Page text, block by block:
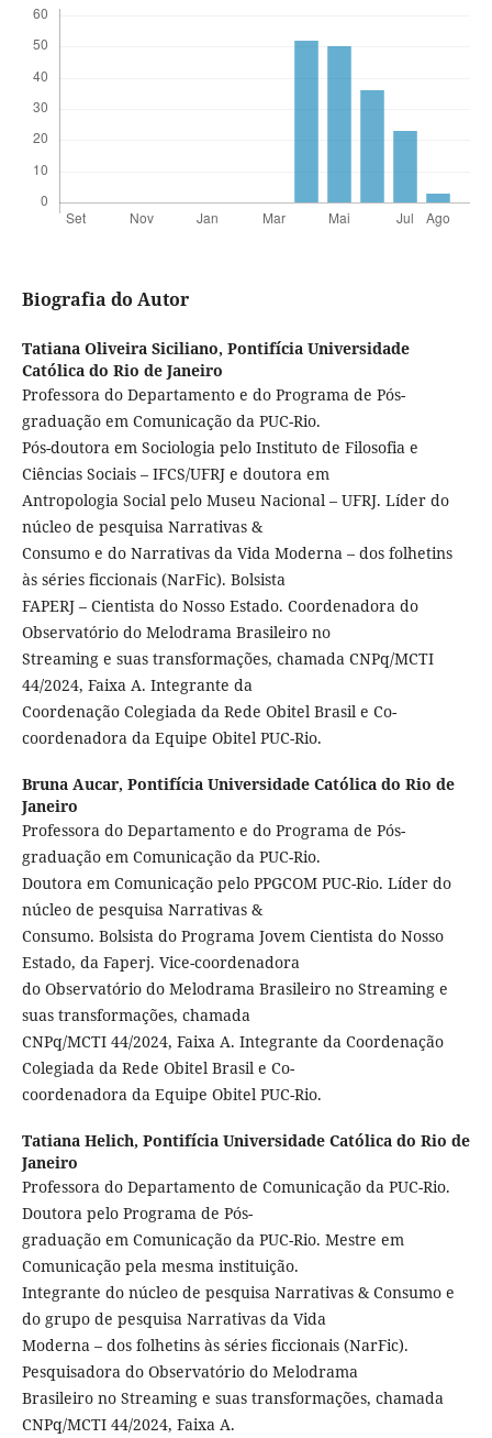
Biografia do Autor
Tatiana Oliveira Siciliano, Pontifícia Universidade
Católica do Rio de Janeiro
Professora do Departamento e do Programa de Pós-
graduação em Comunicação da PUC-Rio.
Pós-doutora em Sociologia pelo Instituto de Filosofia e
Ciências Sociais – IFCS/UFRJ e doutora em
Antropologia Social pelo Museu Nacional – UFRJ. Líder do
núcleo de pesquisa Narrativas &
Consumo e do Narrativas da Vida Moderna – dos folhetins
às séries ficcionais (NarFic). Bolsista
FAPERJ – Cientista do Nosso Estado. Coordenadora do
Observatório do Melodrama Brasileiro no
Streaming e suas transformações, chamada CNPq/MCTI
44/2024, Faixa A. Integrante da
Coordenação Colegiada da Rede Obitel Brasil e Co-
coordenadora da Equipe Obitel PUC-Rio.
Bruna Aucar, Pontifícia Universidade Católica do Rio de
Janeiro
Professora do Departamento e do Programa de Pós-
graduação em Comunicação da PUC-Rio.
Doutora em Comunicação pelo PPGCOM PUC-Rio. Líder do
núcleo de pesquisa Narrativas &
Consumo. Bolsista do Programa Jovem Cientista do Nosso
Estado, da Faperj. Vice-coordenadora
do Observatório do Melodrama Brasileiro no Streaming e
suas transformações, chamada
CNPq/MCTI 44/2024, Faixa A. Integrante da Coordenação
Colegiada da Rede Obitel Brasil e Co-
coordenadora da Equipe Obitel PUC-Rio.
Tatiana Helich, Pontifícia Universidade Católica do Rio de
Janeiro
Professora do Departamento de Comunicação da PUC-Rio.
Doutora pelo Programa de Pós-
graduação em Comunicação da PUC-Rio. Mestre em
Comunicação pela mesma instituição.
Integrante do núcleo de pesquisa Narrativas & Consumo e
do grupo de pesquisa Narrativas da Vida
Moderna – dos folhetins às séries ficcionais (NarFic).
Pesquisadora do Observatório do Melodrama
Brasileiro no Streaming e suas transformações, chamada
CNPq/MCTI 44/2024, Faixa A.